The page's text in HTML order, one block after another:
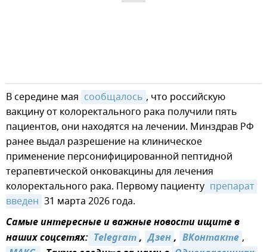
В середине мая сообщалось , что российскую
вакцину от колоректального рака получили пять
пациентов, они находятся на лечении. Минздрав РФ
ранее выдал разрешение на клиническое
применение персонифицированной пептидной
терапевтической онковакцины для лечения
колоректального рака. Первому пациенту препарат
введен 31 марта 2026 года.
Самые интересные и важные новости ищите в
наших соцсетях: Telegram, Дзен, ВКонтакте ,